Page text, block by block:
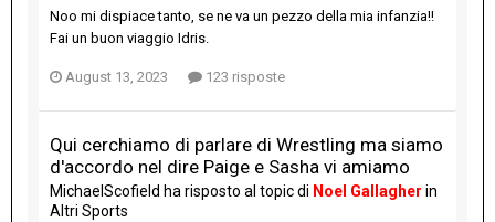
Noo mi dispiace tanto, se ne va un pezzo della mia infanzia!!
Fai un buon viaggio Idris.
August 13, 2023 123 risposte
Qui cerchiamo di parlare di Wrestling ma siamo
d'accordo nel dire Paige e Sasha vi amiamo
MichaelScofield ha risposto al topic di Noel Gallagher in
Altri Sports